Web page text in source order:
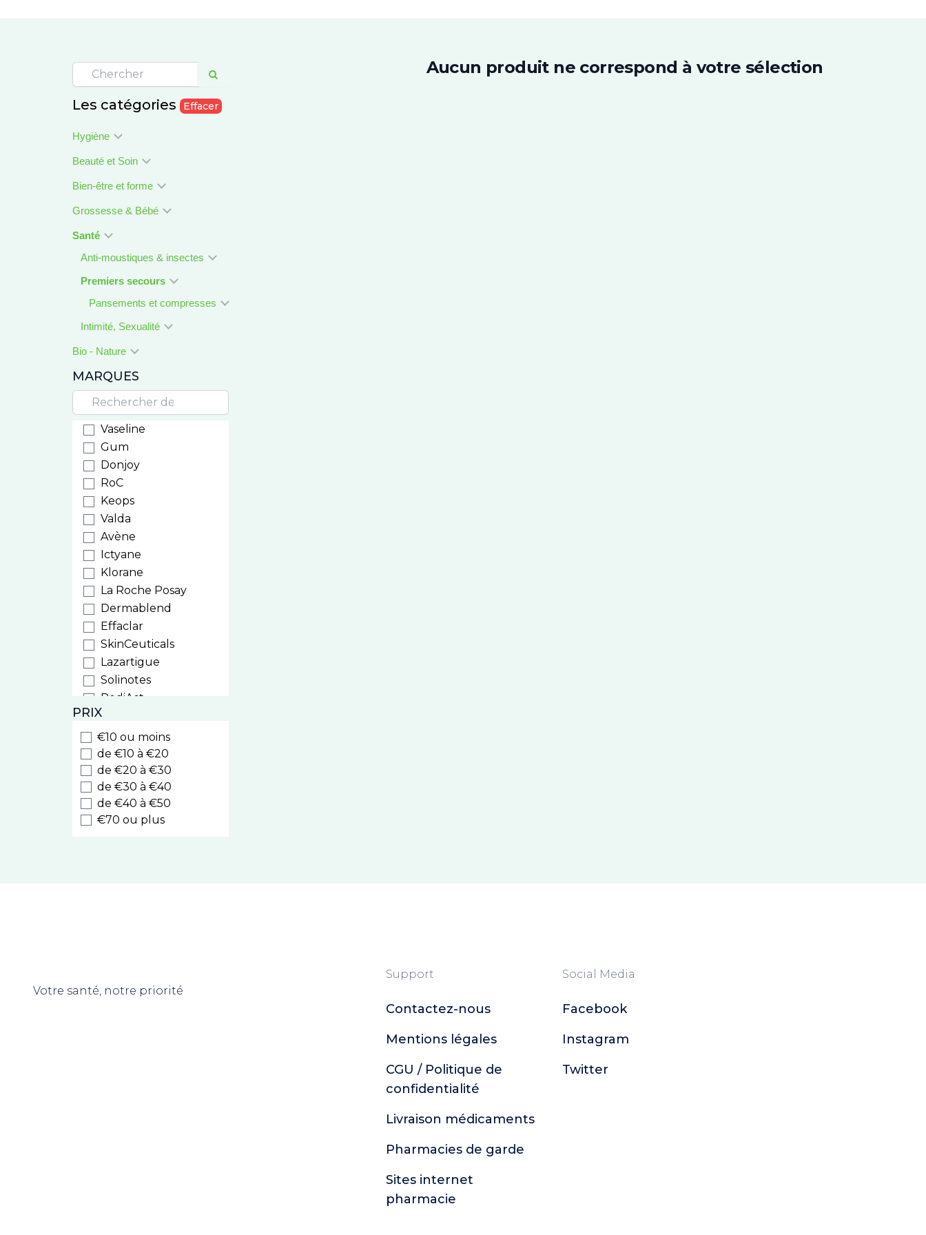
Les catégories Effacer
Hygiène
Beauté et Soin
Bien-être et forme
Grossesse & Bébé
Santé
Anti-moustiques & insectes
Premiers secours
Pansements et compresses
Intimité, Sexualité
Bio - Nature
MARQUES
Vaseline
Gum
Donjoy
RoC
Keops
Valda
Avène
Ictyane
Klorane
La Roche Posay
Dermablend
Effaclar
SkinCeuticals
Lazartigue
Solinotes
PediAct
PiLeJe
Phytostandard
Arkopharma
Laboratoires du Dr J.
Lefèvre
Iphym
Cinq sur Cinq
3C Pharma
Ides Pharma
PRIX
€10 ou moins
de €10 à €20
de €20 à €30
de €30 à €40
de €40 à €50
€70 ou plus
Aucun produit ne correspond à votre sélection
Votre santé, notre priorité
Support
Contactez-nous
Mentions légales
CGU / Politique de
confidentialité
Livraison médicaments
Pharmacies de garde
Sites internet
pharmacie
Social Media
Facebook
Instagram
Twitter